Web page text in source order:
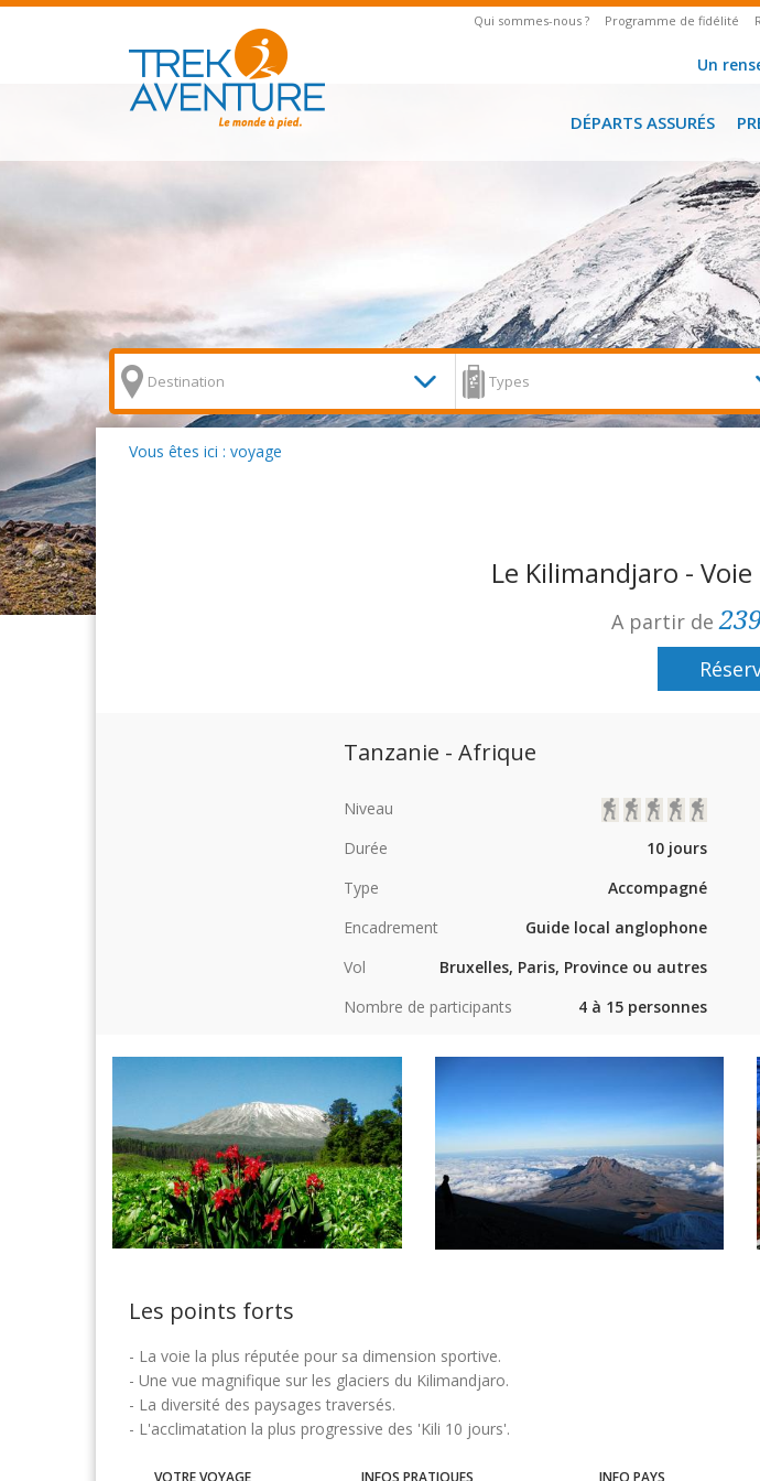
Qui sommes-nous ? Programme de fidélité
Un
DÉPARTS ASSURÉS
Vous êtes ici : voyage
Le Kilimandjaro -
A partir de
Tanzanie - Afrique
Niveau
Durée
10 jours
Type
Accompagné
Encadrement
Guide local anglophone
Vol
Bruxelles, Paris, Province ou autres
Nombre de participants
4 à 15 personnes
Les points forts
- La voie la plus réputée pour sa dimension sportive.
- Une vue magnifique sur les glaciers du Kilimandjaro.
- La diversité des paysages traversés.
- L'acclimatation la plus progressive des 'Kili 10 jours'.
VOTRE VOYAGE INFOS PRATIQUES INFO PAYS